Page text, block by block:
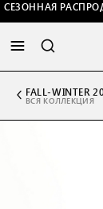
СЕЗОННАЯ
FALL-WINTER
ВСЯ КОЛЛЕКЦИЯ